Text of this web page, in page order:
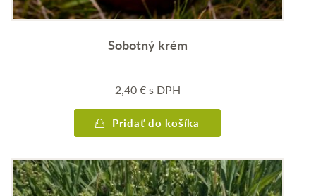
Sobotný krém
2,40€s DPH
Pridať do košíka